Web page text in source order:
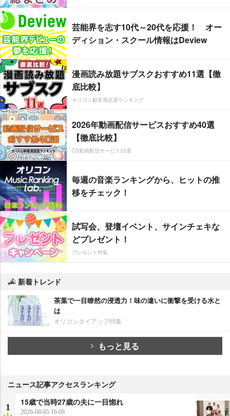
芸能界を志す10代～20代を応援！ オー
ディション・スクール情報はDeview
漫画読み放題サブスクおすすめ11選【徹
底比較】
オリコン顧客満足度ランキング
2026年動画配信サービスおすすめ40選
【徹底比較】
CS動画配信サービス20選
毎週の音楽ランキングから、ヒットの推
移をチェック！
試写会、登壇イベント、サインチェキな
どプレゼント！
プレゼント特集
新着トレンド
茶葉で一目瞭然の浸透力！味の違いに衝撃を受ける水と
は
オリコンタイアップ特集
もっと見る
ニュース記事アクセスランキング
1
15歳で当時27歳の夫に一目惚れ
2026-08-05 16:09